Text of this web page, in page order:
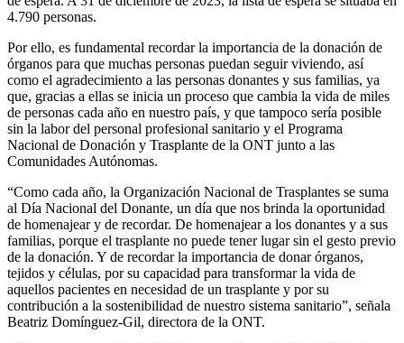
4.790 personas.
Por ello, es fundamental recordar la importancia de la donación de
órganos para que muchas personas puedan seguir viviendo, así
como el agradecimiento a las personas donantes y sus familias, ya
que, gracias a ellas se inicia un proceso que cambia la vida de miles
de personas cada año en nuestro país, y que tampoco sería posible
sin la labor del personal profesional sanitario y el Programa
Nacional de Donación y Trasplante de la ONT junto a las
Comunidades Autónomas.
“Como cada año, la Organización Nacional de Trasplantes se suma
al Día Nacional del Donante, un día que nos brinda la oportunidad
de homenajear y de recordar. De homenajear a los donantes y a sus
familias, porque el trasplante no puede tener lugar sin el gesto previo
de la donación. Y de recordar la importancia de donar órganos,
tejidos y células, por su capacidad para transformar la vida de
aquellos pacientes en necesidad de un trasplante y por su
contribución a la sostenibilidad de nuestro sistema sanitario”, señala
Beatriz Domínguez-Gil, directora de la ONT.